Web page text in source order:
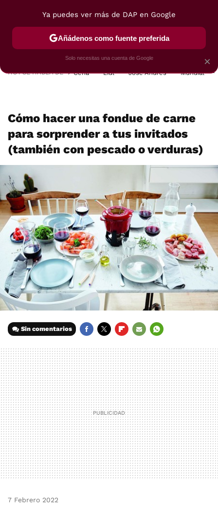
POSTRES VIAJES SELECCIÓN VEGUI
HOY SE HABLA DE Cena Lidl José Andrés Mundial
Cómo hacer una fondue de carne
para sorprender a tus invitados
(también con pescado o verduras)
Sin comentarios
MAIL
7 Febrero 2022
×
Ya puedes ver más de DAP en Google
Añádenos como fuente preferida
Solo necesitas una cuenta de Google